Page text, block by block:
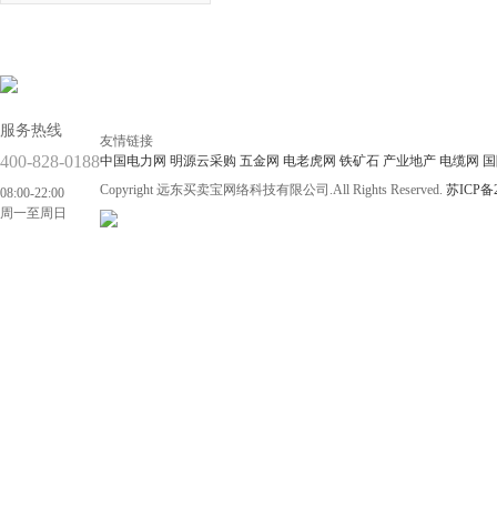
服务热线
400-828-0188
08:00-22:00
周一至周日
友情链接
中国电力网 明源云采购 五金网 电老虎网 铁矿石 产业地产 电缆网
Copyright 远东买卖宝网络科技有限公司.All Rights Reserved. 苏ICP备